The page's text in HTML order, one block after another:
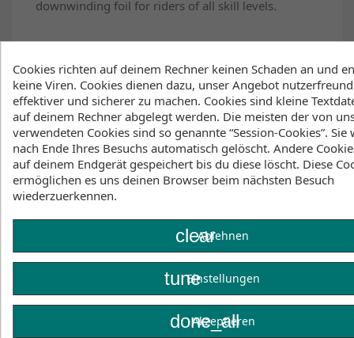
downwinding foil for riders of all skill levels.
Thanks to its high camber foil section, the MA
range delivers a unique blend of lift at low speeds
yet retains excellent controllability at the top end.
This makes getting onto foil easier while reducing
your chances of being “over foiled” in big
conditions.
Fluid Carving
There’s nothing better than feeling connected to the
foil through a turn, which is why we’ve designed
the MA foils to deliver seamless and intuitive
control through the full range of bank angles.
Lighting Fast Ventilation Recovery
From breaching a wingtip in the surf to landing an
air, the MA range handles ventilation with ease. A
fine leading edge section and tuned wingtip
Cookies richten auf deinem Rechner keinen Schaden an und
keine Viren. Cookies dienen dazu, unser Angebot
effektiver und sicherer zu machen. Cookies sind kleine
auf deinem Rechner abgelegt werden. Die meisten der von
verwendeten Cookies sind so genannte “Session-Cookies”. Sie
nach Ende Ihres Besuchs automatisch gelöscht. Andere
auf deinem Endgerät gespeichert bis du diese löscht. Diese
ermöglichen es uns deinen Browser beim nächsten Besuch
wiederzuerkennen.
clearAblehnen
tuneEinstellungen
done_all
Akzeptieren